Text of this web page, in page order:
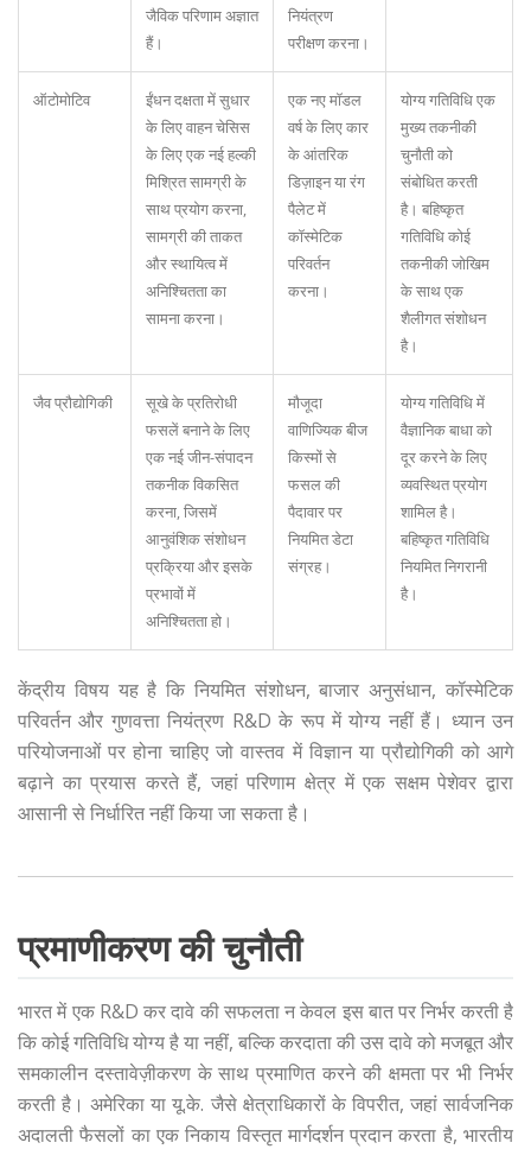
जैविक परिणाम अज्ञात
हैं।
नियंत्रण
परीक्षण करना।
ऑटोमोटिव
ईंधन दक्षता में सुधार
के लिए वाहन चेसिस
के लिए एक नई हल्की
मिश्रित सामग्री के
साथ प्रयोग करना,
सामग्री की ताकत
और स्थायित्व में
अनिश्चितता का
सामना करना।
एक नए मॉडल
वर्ष के लिए कार
के आंतरिक
डिज़ाइन या रंग
पैलेट में
कॉस्मेटिक
परिवर्तन
करना।
योग्य गतिविधि एक
मुख्य तकनीकी
चुनौती को
संबोधित करती
है। बहिष्कृत
गतिविधि कोई
तकनीकी जोखिम
के साथ एक
शैलीगत संशोधन
है।
जैव प्रौद्योगिकी
सूखे के प्रतिरोधी
फसलें बनाने के लिए
एक नई जीन-संपादन
तकनीक विकसित
करना, जिसमें
आनुवंशिक संशोधन
प्रक्रिया और इसके
प्रभावों में
अनिश्चितता हो।
मौजूदा
वाणिज्यिक बीज
किस्मों से
फसल की
पैदावार पर
नियमित डेटा
संग्रह।
योग्य गतिविधि में
वैज्ञानिक बाधा को
दूर करने के लिए
व्यवस्थित प्रयोग
शामिल है।
बहिष्कृत गतिविधि
नियमित निगरानी
है।
केंद्रीय विषय यह है कि नियमित संशोधन, बाजार अनुसंधान, कॉस्मेटिक
परिवर्तन और गुणवत्ता नियंत्रण R&D के रूप में योग्य नहीं हैं। ध्यान उन
परियोजनाओं पर होना चाहिए जो वास्तव में विज्ञान या प्रौद्योगिकी को आगे
बढ़ाने का प्रयास करते हैं, जहां परिणाम क्षेत्र में एक सक्षम पेशेवर द्वारा
आसानी से निर्धारित नहीं किया जा सकता है।
प्रमाणीकरण की चुनौती
भारत में एक R&D कर दावे की सफलता न केवल इस बात पर निर्भर करती है
कि कोई गतिविधि योग्य है या नहीं, बल्कि करदाता की उस दावे को मजबूत और
समकालीन दस्तावेज़ीकरण के साथ प्रमाणित करने की क्षमता पर भी निर्भर
करती है। अमेरिका या यू.के. जैसे क्षेत्राधिकारों के विपरीत, जहां सार्वजनिक
अदालती फैसलों का एक निकाय विस्तृत मार्गदर्शन प्रदान करता है, भारतीय